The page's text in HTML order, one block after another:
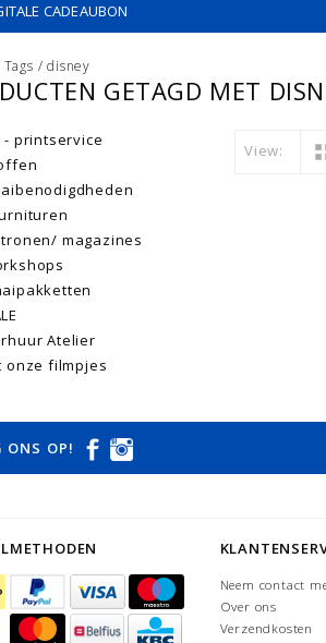
CADEAUBON
Tags /disney
GETAGD MET
- printservice
magazines
Atelier
onze filmpjes
View:
ONS OP!
Neem contact
Over ons
Verzendkosten